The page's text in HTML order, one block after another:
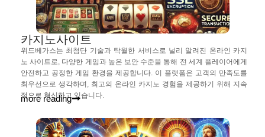
카지노사이트
위드베가스는 최첨단 기술과 탁월한 서비스로 널리 알려진 온라인 카지
노 사이트로, 다양한 게임과 높은 보안 수준을 통해 전 세계 플레이어에게
안전하고 공정한 게임 환경을 제공합니다. 이 플랫폼은 고객의 만족도를
최우선으로 생각하며, 최고의 온라인 카지노 경험을 제공하기 위해 지속
적으로 혁신하고 있습니다.
more reading